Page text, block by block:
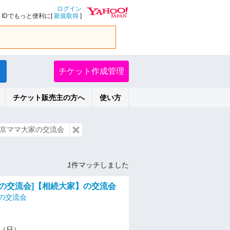
ログイン
IDでもっと便利に[新規取得 ]
チケット作成管理
チケット販売主の方へ 使い方
ママ大家の交流会
1件マッチしました
交流会]【相続大家】の交流会
交流会